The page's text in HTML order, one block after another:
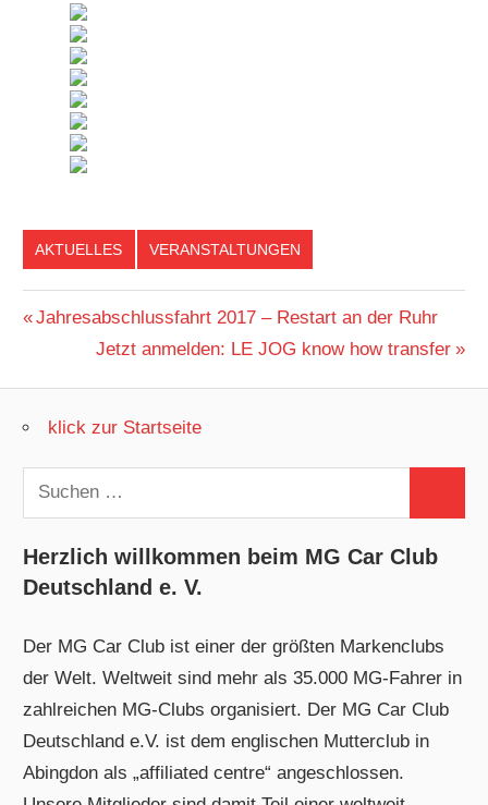
AKTUELLES VERANSTALTUNGEN
Beitragsnavigation
Vorheriger
Beitrag:
Jahresabschlussfahrt 2017 – Restart an der Ruhr
Nächster
Jetzt anmelden: LE JOG know how transfer
klick zur Startseite
Suchen
nach:
Herzlich willkommen beim MG Car Club
Deutschland e. V.
Der MG Car Club ist einer der größten Markenclubs
der Welt. Weltweit sind mehr als 35.000 MG-Fahrer in
zahlreichen MG-Clubs organisiert. Der MG Car Club
Deutschland e.V. ist dem englischen Mutterclub in
Abingdon als „affiliated centre“ angeschlossen.